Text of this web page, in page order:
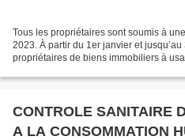
Tous les propriétaires sont soumis à
2023. À partir du 1er janvier et
propriétaires de biens immobiliers à
CONTROLE SANITAIRE
A LA CONSOMMATION